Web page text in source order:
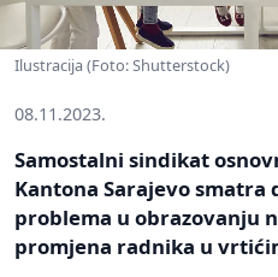
Ilustracija (Foto: Shutterstock)
08.11.2023.
Samostalni sindikat
Kantona Sarajevo smatra
problema u obrazovanju
promjena radnika u